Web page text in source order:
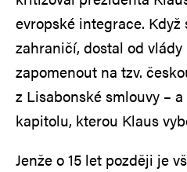
evropské integrace.
zahraničí, dostal od
zapomenout na tzv.
z Lisabonské smlouvy –
kapitolu, kterou Klaus
Jenže o 15 let později je